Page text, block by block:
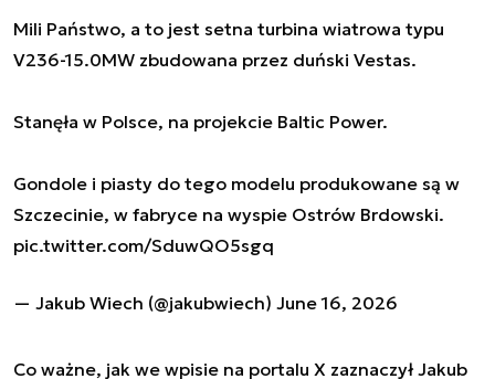
Mili Państwo, a to jest setna turbina wiatrowa typu
V236-15.0MW zbudowana przez duński Vestas.
Stanęła w Polsce, na projekcie Baltic Power.
Gondole i piasty do tego modelu produkowane są w
Szczecinie, w fabryce na wyspie Ostrów Brdowski.
pic.twitter.com/SduwQO5sgq
— Jakub Wiech (@jakubwiech) June 16, 2026
Co ważne, jak we wpisie na portalu X zaznaczył Jakub